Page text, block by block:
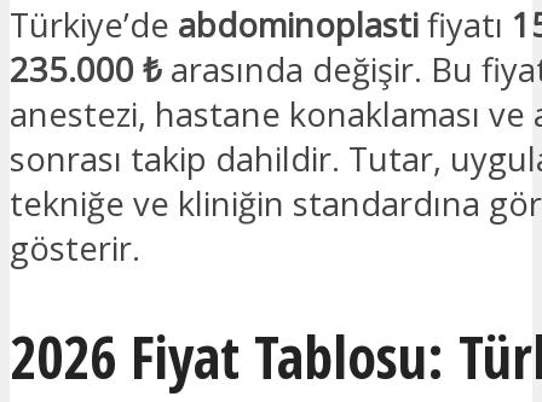
Türkiye’de abdominoplastifiyatı
235.000 ₺ arasında değişir. Bu
anestezi, hastane konaklaması ve
sonrası takip dahildir. Tutar,
tekniğe ve kliniğin standardına
gösterir.
2026 Fiyat Tablosu: